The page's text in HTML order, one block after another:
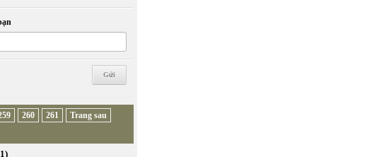
260 261
Trang sau